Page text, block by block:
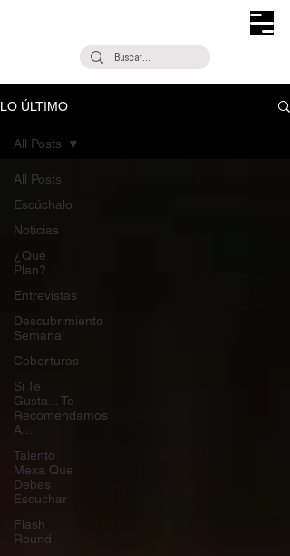
LO ÚLTIMO
All Posts
Escúchalo
Noticias
¿Qué
Plan?
Entrevistas
Descubrimiento
Semanal
Coberturas
Si Te
Gusta... Te
Recomendamos
A...
Talento
Mexa Que
Debes
Escuchar
Flash
Round
All Posts